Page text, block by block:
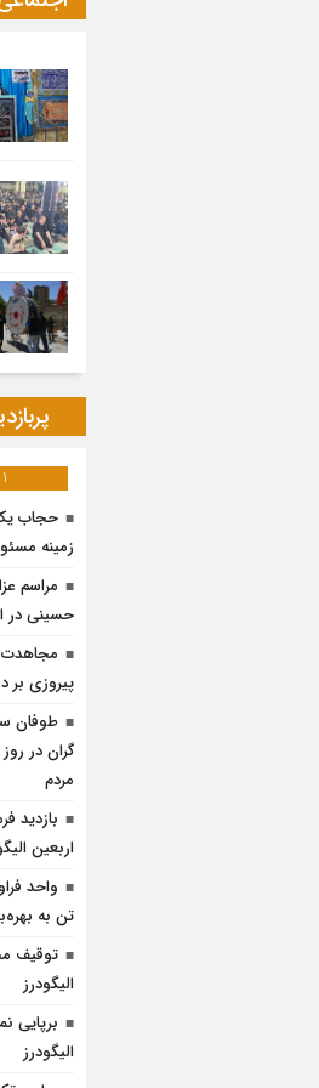
1 روز
حجاب
زمینه
مراسم
حسینی در
مجاهدت
پیروزی
گران در
مردم
بازدید
اربعین
واحد
تن به
الیگودرز
برپایی
الیگودرز